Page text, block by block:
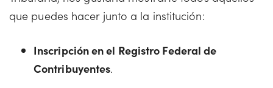
que puedes hacer junto a la institución:
Inscripción en el Registro Federal de
Contribuyentes.